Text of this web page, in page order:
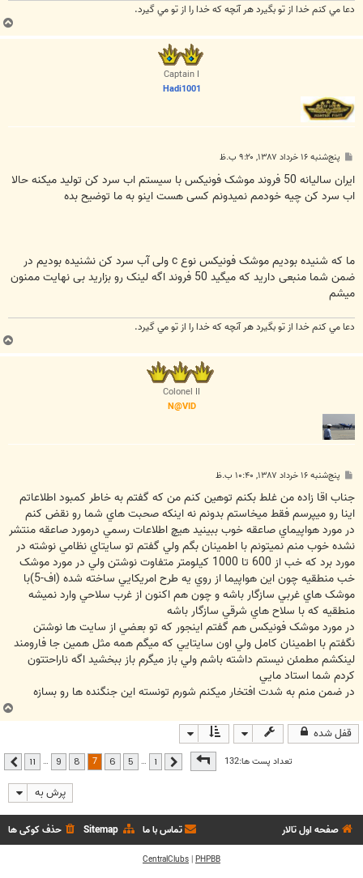
دعا مي كنم خدا از تو بگيرد هر آنچه كه خدا را از تو مي گيرد.
ب
ا
Captain I
Hadi1001
پ
ت
پنج‌شنبه ۱۶ خرداد ۱۳۸۷, ۹:۲۰ ب.ظ
ایران سالیانه 50 فروند موشک فونیکس با سیستم اب سرد کن تولید میکنه حالا
اب سرد کن چیه خودمم نمیدونم کسی هست اینو به ما توضیح بده
ما که شنیده بودیم موشک فونیکس نوع c ولی آب سرد کن نشنیده بودیم در
ضمن شما منبعی دارید که میگید 50 فروند اگه لینک رو بزارید بی نهایت ممنون
میشم
دعا مي كنم خدا از تو بگيرد هر آنچه كه خدا را از تو مي گيرد.
ب
ا
Colonel II
N@VID
پ
ت
پنج‌شنبه ۱۶ خرداد ۱۳۸۷, ۱۰:۴۰ ب.ظ
جناب اقا زاده من غلط بکنم توهين کنم من که گفتم به خاطر کمبود اطلاعاتم
اينا رو ميپرسم فقط ميخاستم بدونم نه اينکه صحبت هاي شما رو نقض کنم
در مورد هواپيماي صاعقه خوب ببينيد هيچ اطلاعات رسمي درمورد صاعقه منتشر
نشده خوب منم نميتونم با اطمينان بگم ولي گفتم تو سايتاي نظامي نوشته در
مورد برد که خب از 600 تا 1000 کيلومتر متفاوت نوشتن ولي در مورد موشک
خب منطقيه چون اين هواپيما از روي يه طرح امريکايي ساخته شده (اف-5)با
موشک هاي غربي سازگار باشه و چون هم اکنون از غرب سلاحي وارد نميشه
منطقيه که با سلاح هاي شرقي سازگار باشه
در مورد موشک فونيکس هم گفتم اينجور که تو بعضي از سايت ها نوشتن
نگفتم با اطمينان کامل ولي اون سايتايي که ميگم همه مثل همين جا فارومند
لينکشم مطمئن نيستم داشته باشم ولي باز ميگرم باز ببخشيد اگه ناراحتتون
کردم شما استاد مايي
در ضمن منم به شدت افتخار ميکنم شورم تونسته اين جنگنده ها رو بسازه
ب
ا
قفل شده
تعداد پست ها:132صفحه از11 قبلی …
5
6
7
8
9
…
11 بعدی
پرش به
صفحه اول تالار حذف کوکی ها Sitemap تماس با ما
PHPBB
|
CentralClubs